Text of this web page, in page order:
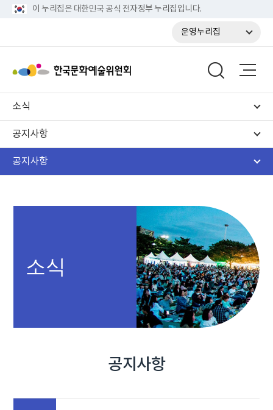
이 누리집은 대한민국 공식 전자정부 누리집입니다.
운영누리집
소식
공지사항
공지사항
소식
공지사항